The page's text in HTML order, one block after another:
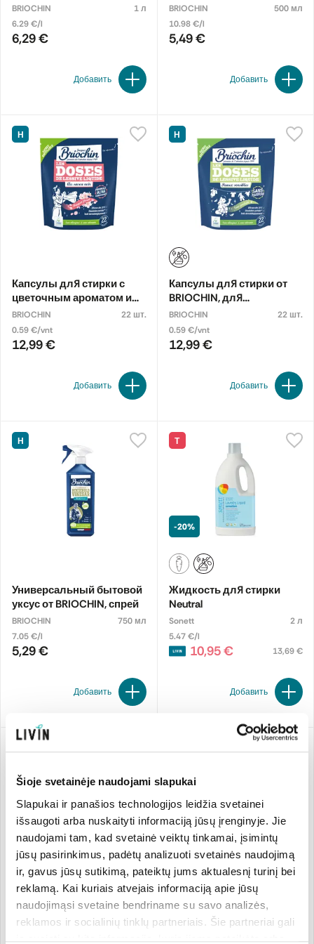
Šioje svetainėje naudojami slapukai
Slapukai ir panašios technologijos leidžia svetainei
išsaugoti arba nuskaityti informaciją jūsų įrenginyje. Jie
naudojami tam, kad svetainė veiktų tinkamai, įsimintų
jūsų pasirinkimus, padėtų analizuoti svetainės naudojimą
ir, gavus jūsų sutikimą, pateiktų jums aktualesnį turinį bei
reklamą. Kai kuriais atvejais informaciją apie jūsų
naudojimąsi svetaine bendriname su savo analizės,
reklamos ir socialinių tinklų partneriais. Šie partneriai gali
пригоревших загрязнений
от BRIOCHIN, спрей
BRIOCHIN
1 л
6.29 €/l
6,29 €
Добавить
BRIOCHIN
500 мл
10.98 €/l
5,49 €
Добавить
Н
Капсулы для стирки с
цветочным ароматом и
чёрным мылом от
BRIOCHIN
BRIOCHIN
22 шт.
0.59 €/vnt
12,99 €
Добавить
Н
Капсулы для стирки от
BRIOCHIN, для
чувствительной кожи
BRIOCHIN
22 шт.
0.59 €/vnt
12,99 €
Добавить
Н
Универсальный бытовой
уксус от BRIOCHIN, спрей
BRIOCHIN
750 мл
7.05 €/l
5,29 €
Добавить
Т
-20%
Жидкость для стирки
Neutral
Sonett
2 л
5.47 €/l
10,95 € 13,69 €
Добавить
Средство по уходу за
шерстью и шелком
Sonett
300 ml
-20%
Пятновыводитель
Sonett
100 мл